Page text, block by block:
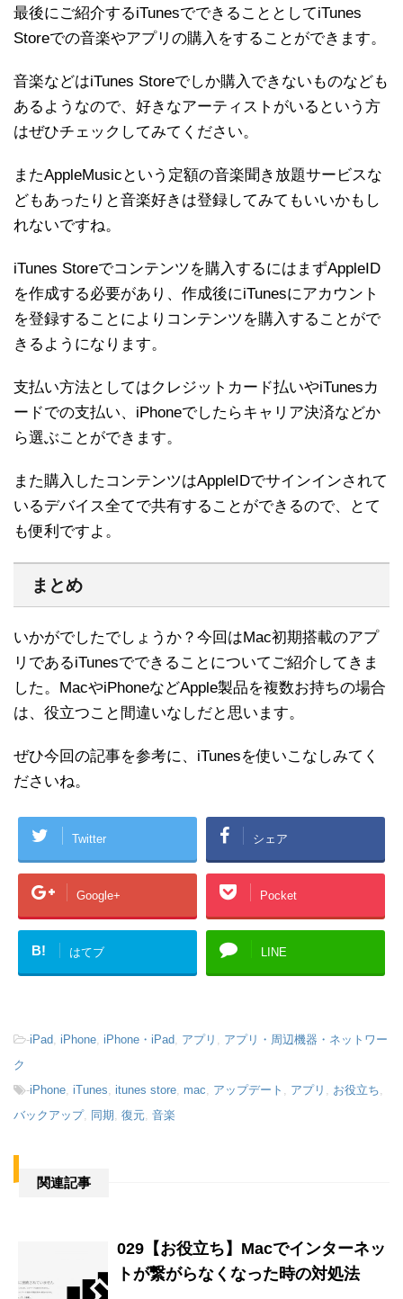
最後にご紹介するiTunesでできることとしてiTunes
Storeでの音楽やアプリの購入をすることができます。
音楽などはiTunes Storeでしか購入できないものなども
あるようなので、好きなアーティストがいるという方
はぜひチェックしてみてください。
またAppleMusicという定額の音楽聞き放題サービスな
どもあったりと音楽好きは登録してみてもいいかもし
れないですね。
iTunes Storeでコンテンツを購入するにはまずAppleID
を作成する必要があり、作成後にiTunesにアカウント
を登録することによりコンテンツを購入することがで
きるようになります。
支払い方法としてはクレジットカード払いやiTunesカ
ードでの支払い、iPhoneでしたらキャリア決済などか
ら選ぶことができます。
また購入したコンテンツはAppleIDでサインインされて
いるデバイス全てで共有することができるので、とて
も便利ですよ。
まとめ
いかがでしたでしょうか？今回はMac初期搭載のアプ
リであるiTunesでできることについてご紹介してきま
した。MacやiPhoneなどApple製品を複数お持ちの場合
は、役立つこと間違いなしだと思います。
ぜひ今回の記事を参考に、iTunesを使いこなしみてく
ださいね。
Twitter シェア
Google+ Pocket
B! はてブ LINE
-iPad, iPhone, iPhone・iPad, アプリ , アプリ・周辺機器・ネットワー
ク
-iPhone, iTunes, itunes store, mac, アップデート , アプリ , お役立ち,
バックアップ, 同期, 復元, 音楽
関連記事
029【お役立ち】Macでインターネッ
トが繋がらなくなった時の対処法